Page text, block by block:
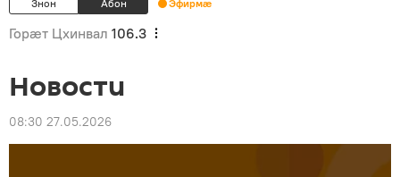
Знон Абон Эфирмæ
Горӕт Цхинвал 106.3
Новости
08:30 27.05.2026